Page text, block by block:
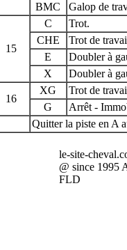
BMC
Galop de
15
C
Trot.
CHE
Trot de
E
Doubler à
X
Doubler à
16
XG
Trot de
G
Arrêt -
Quitter la piste en A
le-site-
@ since 1995
FLD